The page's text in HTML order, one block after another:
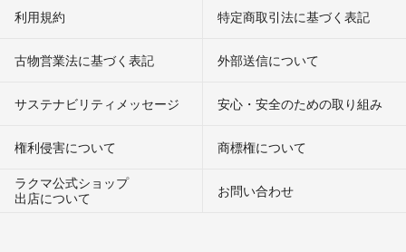
利用規約 特定商取引法に基づく表記
古物営業法に基づく表記 外部送信について
サステナビリティメッセージ 安心・安全のための取り組み
権利侵害について
商標権について
ラクマ公式ショップ
出店について
お問い合わせ